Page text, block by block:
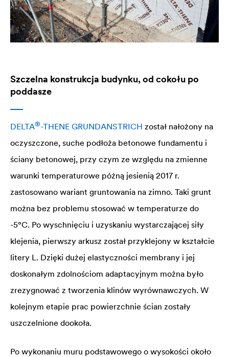
Szczelna konstrukcja budynku, od cokołu po
poddasze
DELTA®-THENE GRUNDANSTRICH został nałożony na
oczyszczone, suche podłoża betonowe fundamentu i
ściany betonowej, przy czym ze względu na zmienne
warunki temperaturowe późną jesienią 2017 r.
zastosowano wariant gruntowania na zimno. Taki grunt
można bez problemu stosować w temperaturze do
-5°C. Po wyschnięciu i uzyskaniu wystarczającej siły
klejenia, pierwszy arkusz został przyklejony w kształcie
litery L. Dzięki dużej elastyczności membrany i jej
doskonałym zdolnościom adaptacyjnym można było
zrezygnować z tworzenia klinów wyrównawczych. W
kolejnym etapie prac powierzchnie ścian zostały
uszczelnione dookoła.
Po wykonaniu muru podstawowego o wysokości około